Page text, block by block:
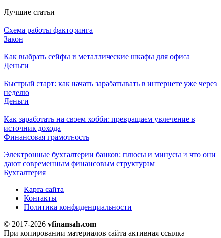
Лучшие статьи
Схема работы факторинга
Закон
Как выбрать сейфы и металлические шкафы для офиса
Деньги
Быстрый старт: как начать зарабатывать в интернете уже через
неделю
Деньги
Как заработать на своем хобби: превращаем увлечение в
источник дохода
Финансовая грамотность
Электронные бухгалтерии банков: плюсы и минусы и что они
дают современным финансовым структурам
Бухгалтерия
Карта сайта
Контакты
Политика конфиденциальности
© 2017-2026 vfinansah.com
При копировании материалов сайта активная ссылка